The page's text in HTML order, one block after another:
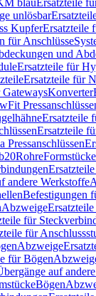
blauErsatzteile
unlösbar
KupferErsatzteile
für Anschlüsse
und
Ersatzteile für
Ersatzteile für
Konverter
Ersatzteile
Ersatzteile
Pressanschlüssen
RohreFormstücke
andere Werkstoffe
Befestigungen
Abzweige
für
für
Abzweige
für Bögen
auf
Bögen